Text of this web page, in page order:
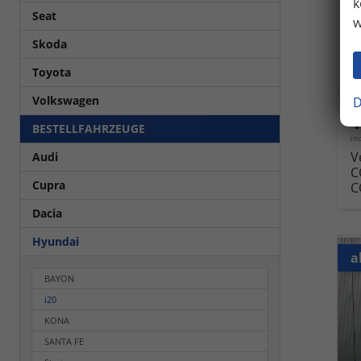
Seat
Skoda
Toyota
Volkswagen
BESTELLFAHRZEUGE
Audi
Cupra
Dacia
Hyundai
BAYON
i20
KONA
SANTA FE